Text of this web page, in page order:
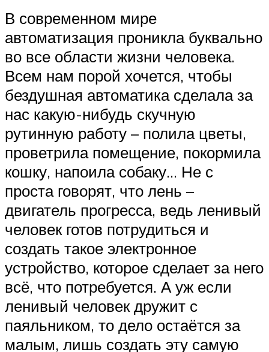
В современном мире
автоматизация проникла буквально
во все области жизни человека.
Всем нам порой хочется, чтобы
бездушная автоматика сделала за
нас какую-нибудь скучную
рутинную работу – полила цветы,
проветрила помещение, покормила
кошку, напоила собаку… Не с
проста говорят, что лень –
двигатель прогресса, ведь ленивый
человек готов потрудиться и
создать такое электронное
устройство, которое сделает за него
всё, что потребуется. А уж если
ленивый человек дружит с
паяльником, то дело остаётся за
малым, лишь создать эту самую